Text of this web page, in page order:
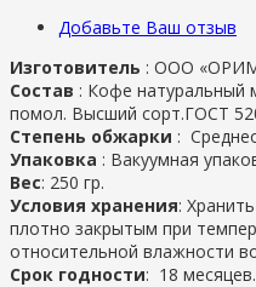
Добавьте Ваш отзыв
Изготовитель : ООО
Состав : Кофе натуральный
помол. Высший сорт.ГОСТ
Степень обжарки :
Упаковка : Вакуумная
Вес: 250 гр.
Условия хранения:
плотно закрытым при
относительной влажности
Срок годности: 18 месяцев.